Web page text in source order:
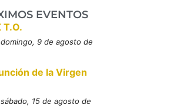
EVENTOS
T.O.
domingo, 9 de agosto de
de la Virgen
sábado, 15 de agosto de